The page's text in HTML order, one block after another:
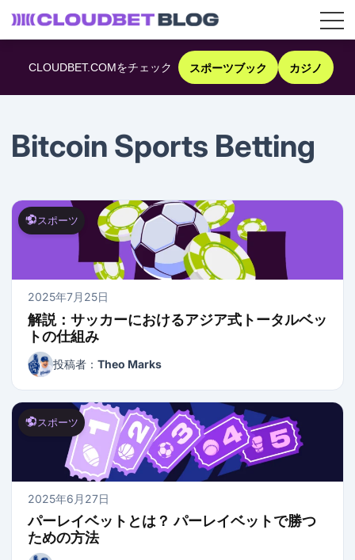
CLOUDBET.COMをチェック スポーツブック カジノ
Bitcoin Sports Betting
スポーツ
2025年7月25日
解説：サッカーにおけるアジア式トータルベッ
トの仕組み
投稿者： Theo Marks
スポーツ
2025年6月27日
パーレイベットとは？ パーレイベットで勝つ
ための方法